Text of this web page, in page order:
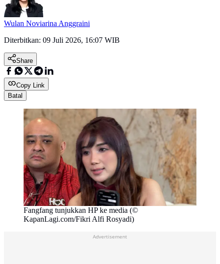
Wulan Noviarina Anggraini
Diterbitkan: 09 Juli 2026, 16:07 WIB
Share
Copy Link
Batal
Fangfang tunjukkan HP ke media (©
KapanLagi.com/Fikri Alfi Rosyadi)
Advertisement